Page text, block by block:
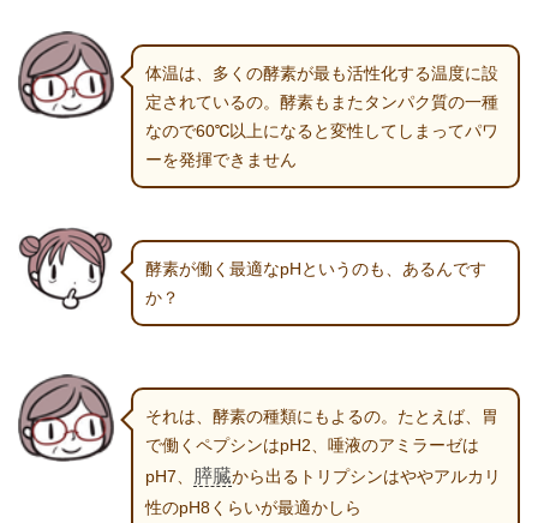
体温は、多くの酵素が最も活性化する温度に設
定されているの。酵素もまたタンパク質の一種
なので60℃以上になると変性してしまってパワ
ーを発揮できません
酵素が働く最適なpHというのも、あるんです
か？
それは、酵素の種類にもよるの。たとえば、胃
で働くペプシンはpH2、唾液のアミラーゼは
pH7、
膵臓から出るトリプシンはややアルカリ
性のpH8くらいが最適かしら